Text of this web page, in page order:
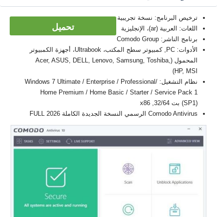
تحميل
ترخيص البرنامج: نسخة تجريبية
اللغات: العربية (ar)، الإنجليزية
برنامج الناشر: Comodo Group
الأدوات: PC, كمبيوتر سطح المكتب، Ultrabook، أجهزة الكمبيوتر
المحمول (Acer, ASUS, DELL, Lenovo, Samsung, Toshiba,
HP, MSI)
نظام التشغيل: Windows 7 Ultimate / Enterprise / Professional/
Home Premium / Home Basic / Starter / Service Pack 1
(SP1) بت 32/64, x86
Comodo Antivirus الرسمي النسخة الجديدة الكاملة FULL 2026